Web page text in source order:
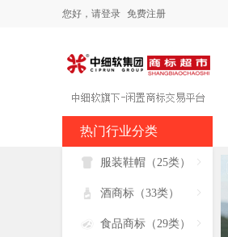
您好， 请登录 免费注册
热门行业分类

 服装鞋帽（25类）

 酒商标（33类）

 食品商标（29类）